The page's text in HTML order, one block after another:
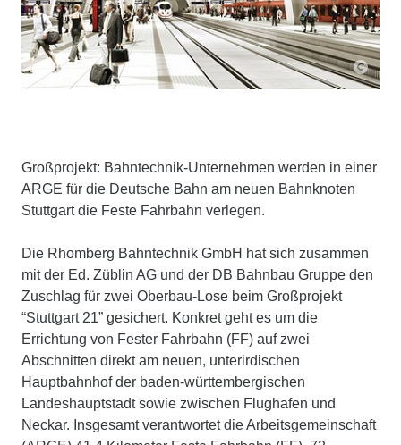
Großprojekt: Bahntechnik-Unternehmen werden in einer
ARGE für die Deutsche Bahn am neuen Bahnknoten
Stuttgart die Feste Fahrbahn verlegen.
Die Rhomberg Bahntechnik GmbH hat sich zusammen
mit der Ed. Züblin AG und der DB Bahnbau Gruppe den
Zuschlag für zwei Oberbau-Lose beim Großprojekt
“Stuttgart 21” gesichert. Konkret geht es um die
Errichtung von Fester Fahrbahn (FF) auf zwei
Abschnitten direkt am neuen, unterirdischen
Hauptbahnhof der baden-württembergischen
Landeshauptstadt sowie zwischen Flughafen und
Neckar. Insgesamt verantwortet die Arbeitsgemeinschaft